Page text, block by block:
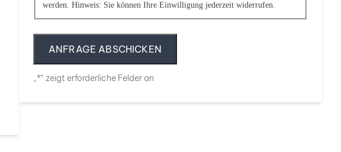
„*“ zeigt erforderliche Felder an
werden. Hinweis: Sie können Ihre Einwilligung jederzeit widerrufen.